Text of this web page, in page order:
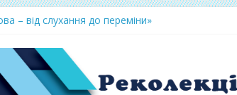
– від слухання до переміни»